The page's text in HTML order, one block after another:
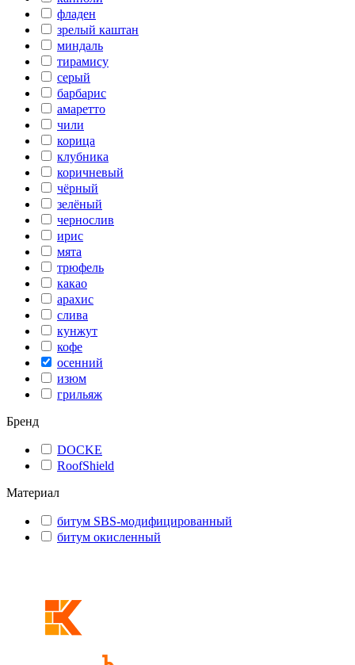
фладен
зрелый каштан
миндаль
тирамису
серый
барбарис
амаретто
чили
корица
клубника
коричневый
чёрный
зелёный
чернослив
ирис
мята
трюфель
какао
арахис
слива
кунжут
кофе
осенний
изюм
грильяж
Бренд
DOCKE
RoofShield
Материал
битум SBS-модифицированный
битум окисленный